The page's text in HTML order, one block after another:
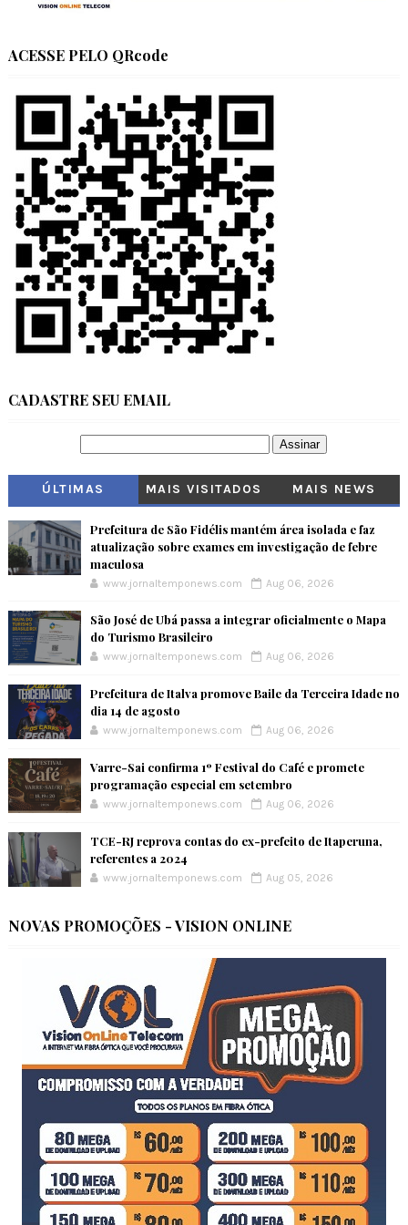
ACESSE PELO QRcode
CADASTRE SEU EMAIL
ÚLTIMAS MAIS VISITADOS MAIS NEWS
Prefeitura de São Fidélis mantém área isolada e faz
atualização sobre exames em investigação de febre
maculosa
www.jornaltemponews.com Aug 06, 2026
São José de Ubá passa a integrar oficialmente o Mapa
do Turismo Brasileiro
www.jornaltemponews.com Aug 06, 2026
Prefeitura de Italva promove Baile da Terceira Idade no
dia 14 de agosto
www.jornaltemponews.com Aug 06, 2026
Varre-Sai confirma 1º Festival do Café e promete
programação especial em setembro
www.jornaltemponews.com Aug 06, 2026
TCE-RJ reprova contas do ex-prefeito de Itaperuna,
referentes a 2024
www.jornaltemponews.com Aug 05, 2026
NOVAS PROMOÇÕES - VISION ONLINE